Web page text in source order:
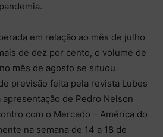
em relação ao mês de julho
de dez por cento, o volume de
mês de agosto se situou
previsão feita pela revista Lubes
apresentação de Pedro Nelson
com o Mercado – América do
na semana de 14 a 18 de